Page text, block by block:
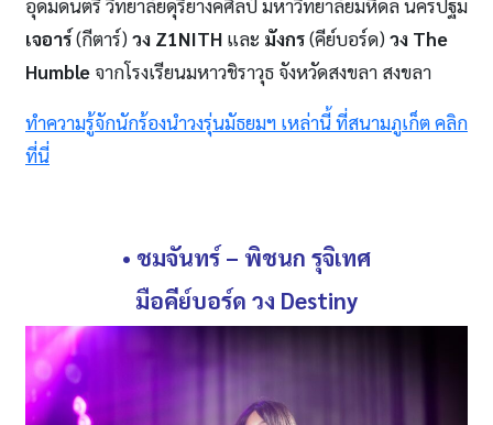
อุดมดนตรี วิทยาลัยดุริยางคศิลป์ มหาวิทยาลัยมหิดล นครปฐม
เจอาร์(กีตาร์) วง Z1NITH และ มังกร(คีย์บอร์ด) วง The
Humble จากโรงเรียนมหาวชิราวุธ จังหวัดสงขลา สงขลา
ทำความรู้จักนักร้องนำวงรุ่นมัธยมฯ เหล่านี้ ที่สนามภูเก็ต คลิก
ที่นี่
• ชมจันทร์ – พิชนก รุจิเทศ
มือคีย์บอร์ด วง Destiny